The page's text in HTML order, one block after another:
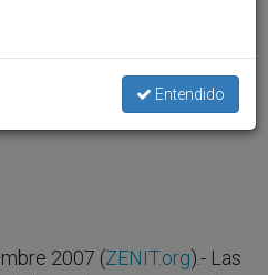
ARTE Y
2007 (ZENIT.org).- Las
Entendido